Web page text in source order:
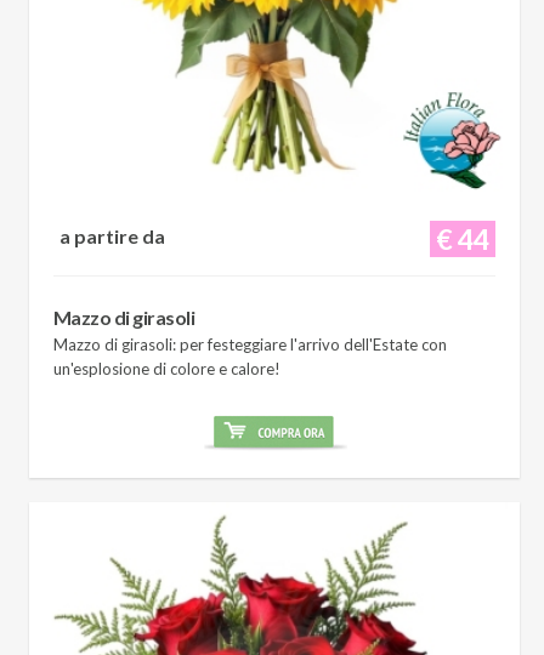
€ 44
a partire da
Mazzo di girasoli
Mazzo di girasoli: per festeggiare l'arrivo dell'Estate con
un'esplosione di colore e calore!